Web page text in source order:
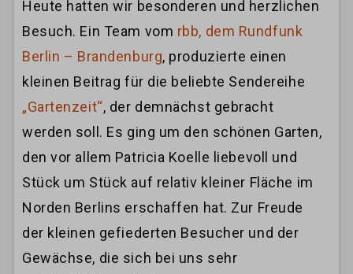
Heute hatten wir besonderen und herzlichen
Besuch. Ein Team vom rbb, dem Rundfunk
Berlin – Brandenburg, produzierte einen
kleinen Beitrag für die beliebte Sendereihe
„Gartenzeit“, der demnächst gebracht
werden soll. Es ging um den schönen Garten,
den vor allem Patricia Koelle liebevoll und
Stück um Stück auf relativ kleiner Fläche im
Norden Berlins erschaffen hat. Zur Freude
der kleinen gefiederten Besucher und der
Gewächse, die sich bei uns sehr